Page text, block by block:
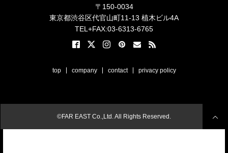
〒150-0034
東京都渋谷区代官山町11-13 植木ビル4A
TEL+FAX:03-6313-6765
top company contact privacy policy
©FAR EAST Co.,Ltd. All Rights Reserved.